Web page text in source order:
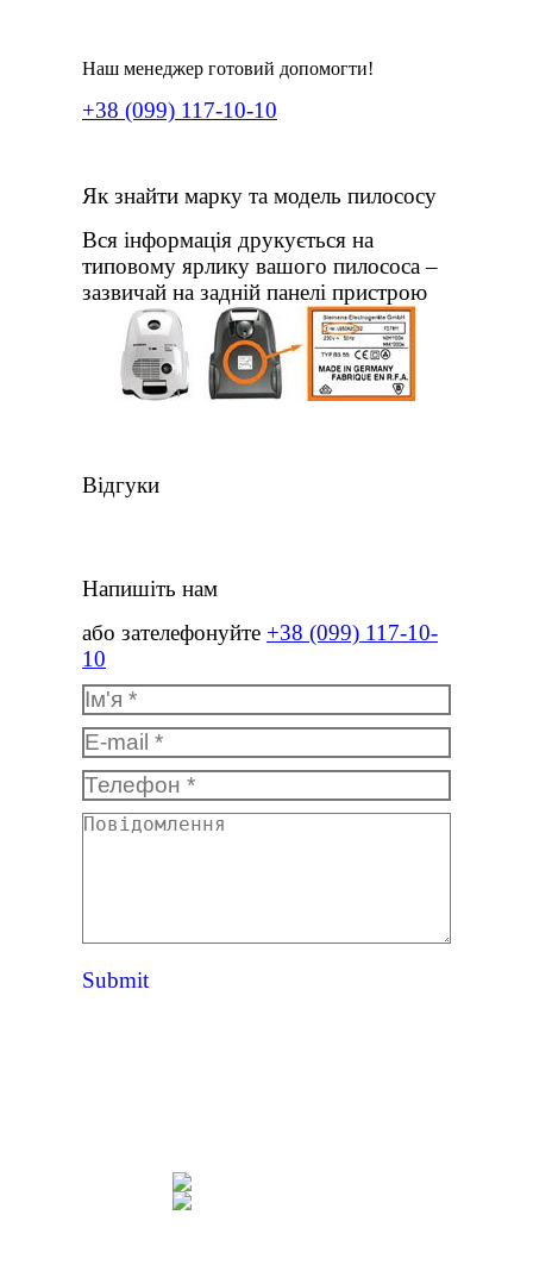
Наш менеджер готовий допомогти!
+38 (099) 117-10-10
Як знайти марку та модель пилососу
Вся інформація друкується на
типовому ярлику вашого пилососа –
зазвичай на задній панелі пристрою
Відгуки
Напишіть нам
або зателефонуйте +38 (099) 117-10-
10
Ім'я *
E-mail *
Телефон *
Повідомлення
Submit